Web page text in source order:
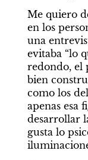
Me quiero
en los
una
evitaba “lo
redondo, el
bien
como los
apenas esa
desarrollar
gusta lo